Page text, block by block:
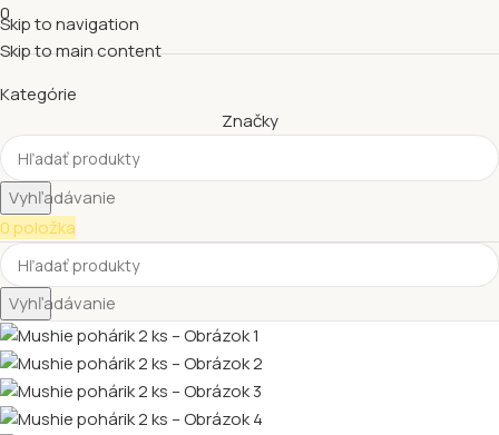
Skip to navigation
Skip to main content
0
Kategórie
Značky
Vyhľadávanie
0položka
Vyhľadávanie